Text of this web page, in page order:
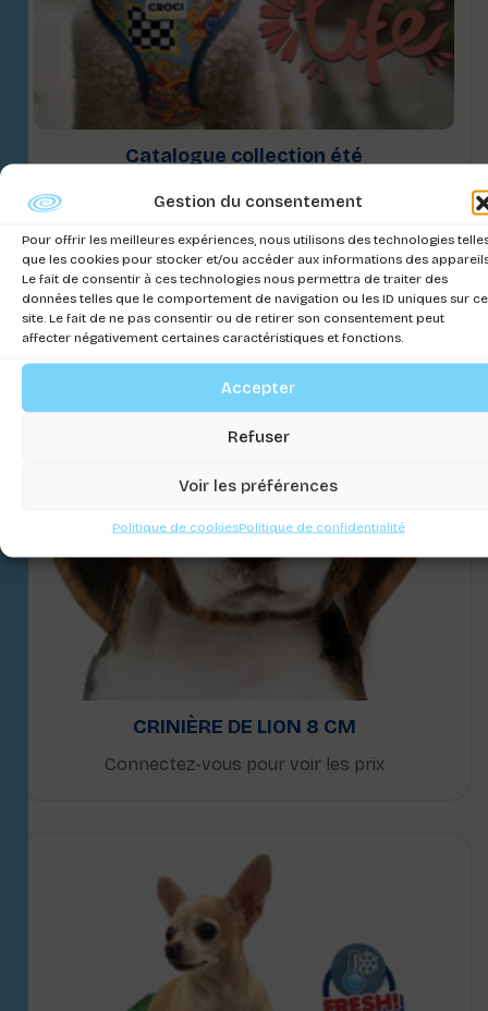
Gestion du consentement
Pour offrir les meilleures expériences, nous utilisons des technologies
que les cookies pour stocker et/ou accéder aux informations des
Le fait de consentir à ces technologies nous permettra de traiter des
données telles que le comportement de navigation ou les ID uniques sur ce
site. Le fait de ne pas consentir ou de retirer son consentement peut
affecter négativement certaines caractéristiques et fonctions.
Accepter
Refuser
Voir les préférences
Politique de cookiesPolitique de confidentialité
Catalogue collection été
Connectez-vous pour voir les prix
CRINIÈRE DE LION 8 CM
Connectez-vous pour voir les prix